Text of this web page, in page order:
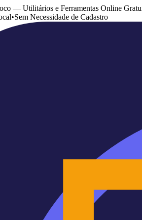
— Utilitários e Ferramentas Online
•Sem Necessidade de Cadastro